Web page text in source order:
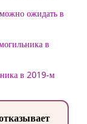
ожидать в
в
в 2019-м